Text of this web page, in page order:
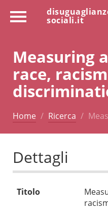
sociali.it
Measuring
race,
Home Ricerca
Dettagli
Titolo